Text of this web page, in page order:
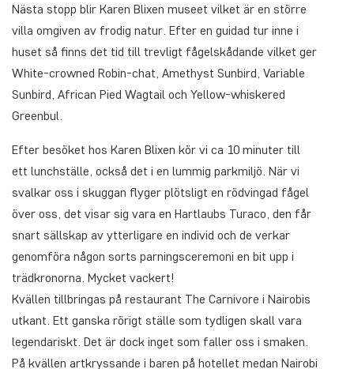
Nästa stopp blir Karen Blixen museet vilket är en större
villa omgiven av frodig natur. Efter en guidad tur inne i
huset så finns det tid till trevligt fågelskådande vilket ger
White-crowned Robin-chat, Amethyst Sunbird, Variable
Sunbird, African Pied Wagtail och Yellow-whiskered
Greenbul.
Efter besöket hos Karen Blixen kör vi ca 10 minuter till
ett lunchställe, också det i en lummig parkmiljö. När vi
svalkar oss i skuggan flyger plötsligt en rödvingad fågel
över oss, det visar sig vara en Hartlaubs Turaco, den får
snart sällskap av ytterligare en individ och de verkar
genomföra någon sorts parningsceremoni en bit upp i
trädkronorna. Mycket vackert!
Kvällen tillbringas på restaurant The Carnivore i Nairobis
utkant. Ett ganska rörigt ställe som tydligen skall vara
legendariskt. Det är dock inget som faller oss i smaken.
På kvällen artkryssande i baren på hotellet medan Nairobi